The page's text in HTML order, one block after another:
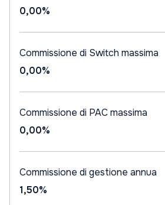
0,00%
Commissione di Switch massima
0,00%
Commissione di PAC massima
0,00%
Commissione di gestione annua
1,50%